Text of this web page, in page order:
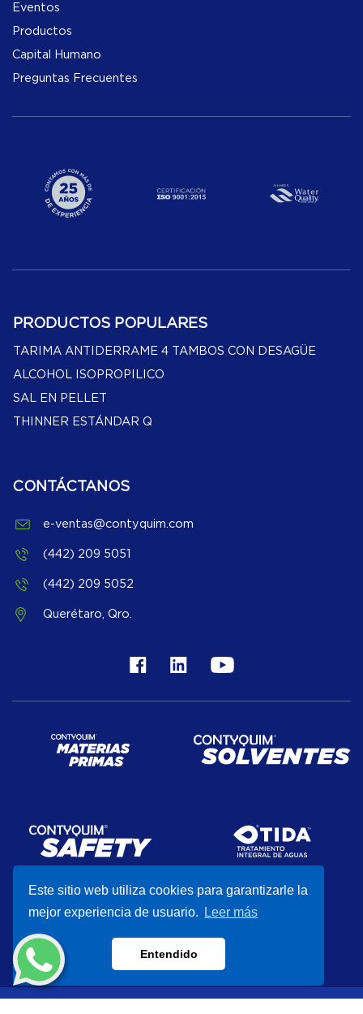
Este sitio web utiliza cookies para garantizarle la
mejor experiencia de usuario.
Leer más
Entendido
Eventos
Productos
Capital Humano
Preguntas Frecuentes
PRODUCTOS POPULARES
TARIMA ANTIDERRAME 4 TAMBOS CON DESAGÜE
ALCOHOL ISOPROPILICO
SAL EN PELLET
THINNER ESTÁNDAR Q
CONTÁCTANOS
e-ventas@contyquim.com
(442) 209 5051
(442) 209 5052
Querétaro, Qro.